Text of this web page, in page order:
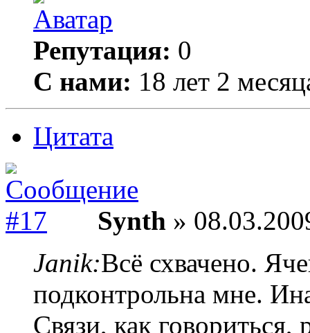
Репутация: 0
С нами: 18 лет 2
Цитата
Synth »
Janik:Всё схвачено.
подконтрольна мне.
Связи, как говориться,